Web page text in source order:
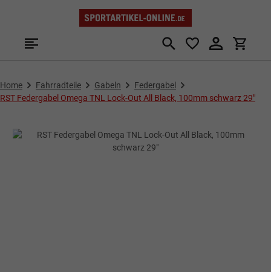
Zum Hauptinhalt springen
Home Fahrradteile Gabeln
Federgabel
RST Federgabel Omega TNL Lock-Out All Black, 100mm schwarz 29"